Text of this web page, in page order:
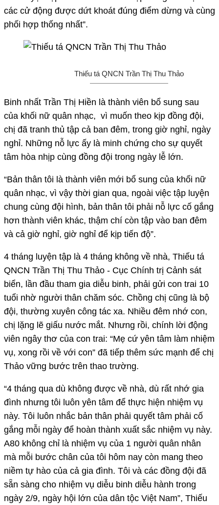
các cử động được dứt khoát đúng điểm dừng và cùng
phối hợp thống nhất”.
Thiếu tá QNCN Trần Thị Thu Thảo
Binh nhất Trần Thị Hiền là thành viên bổ sung sau
của khối nữ quân nhạc, vì muốn theo kịp đồng đội,
chị đã tranh thủ tập cả ban đêm, trong giờ nghỉ, ngày
nghỉ. Những nỗ lực ấy là minh chứng cho sự quyết
tâm hòa nhịp cùng đồng đội trong ngày lễ lớn.
“Bản thân tôi là thành viên mới bổ sung của khối nữ
quân nhạc, vì vậy thời gian qua, ngoài việc tập luyện
chung cùng đội hình, bản thân tôi phải nỗ lực cố gắng
hơn thành viên khác, thậm chí còn tập vào ban đêm
và cả giờ nghỉ, giờ nghỉ để kịp tiến độ”.
4 tháng luyện tập là 4 tháng không về nhà, Thiếu tá
QNCN Trần Thị Thu Thảo - Cục Chính trị Cảnh sát
biển, lần đầu tham gia diễu binh, phải gửi con trai 10
tuổi nhờ người thân chăm sóc. Chồng chị cũng là bộ
đội, thường xuyên công tác xa. Nhiều đêm nhớ con,
chị lặng lẽ giấu nước mắt. Nhưng rồi, chính lời động
viên ngây thơ của con trai: “Mẹ cứ yên tâm làm nhiệm
vụ, xong rồi về với con” đã tiếp thêm sức mạnh để chị
Thảo vững bước trên thao trường.
“4 tháng qua dù không được về nhà, dù rất nhớ gia
đình nhưng tôi luôn yên tâm để thực hiện nhiệm vụ
này. Tôi luôn nhắc bản thân phải quyết tâm phải cố
gắng mỗi ngày để hoàn thành xuất sắc nhiệm vụ này.
A80 không chỉ là nhiệm vụ của 1 người quân nhân
mà mỗi bước chân của tôi hôm nay còn mang theo
niềm tự hào của cả gia đình. Tôi và các đồng đội đã
sẵn sàng cho nhiệm vụ diễu binh diễu hành trong
ngày 2/9, ngày hội lớn của dân tộc Việt Nam”, Thiếu